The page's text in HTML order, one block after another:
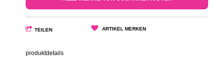
TEILEN ARTIKEL MERKEN
produktdetails